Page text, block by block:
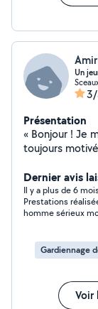
Un
Présentation
« Bonjour ! Je
toujours
rapidement à
pour un petit
Dernier avis
Il y a plus de 6
Prestations
homme sérieux
Gardiennage
Voir